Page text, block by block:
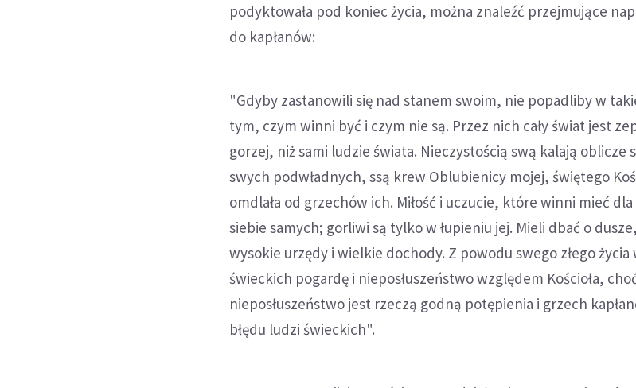
podyktowała pod koniec życia, można znaleźć przejmujące
do kapłanów:
"Gdyby zastanowili się nad stanem swoim, nie popadliby w
tym, czym winni być i czym nie są. Przez nich cały świat jest
gorzej, niż sami ludzie świata. Nieczystością swą kalają oblicze
swych podwładnych, ssą krew Oblubienicy mojej, świętego
omdlała od grzechów ich. Miłość i uczucie, które winni mieć
siebie samych; gorliwi są tylko w łupieniu jej. Mieli dbać o
wysokie urzędy i wielkie dochody. Z powodu swego złego życia
świeckich pogardę i nieposłuszeństwo względem Kościoła,
nieposłuszeństwo jest rzeczą godną potępienia i grzech
błędu ludzi świeckich".